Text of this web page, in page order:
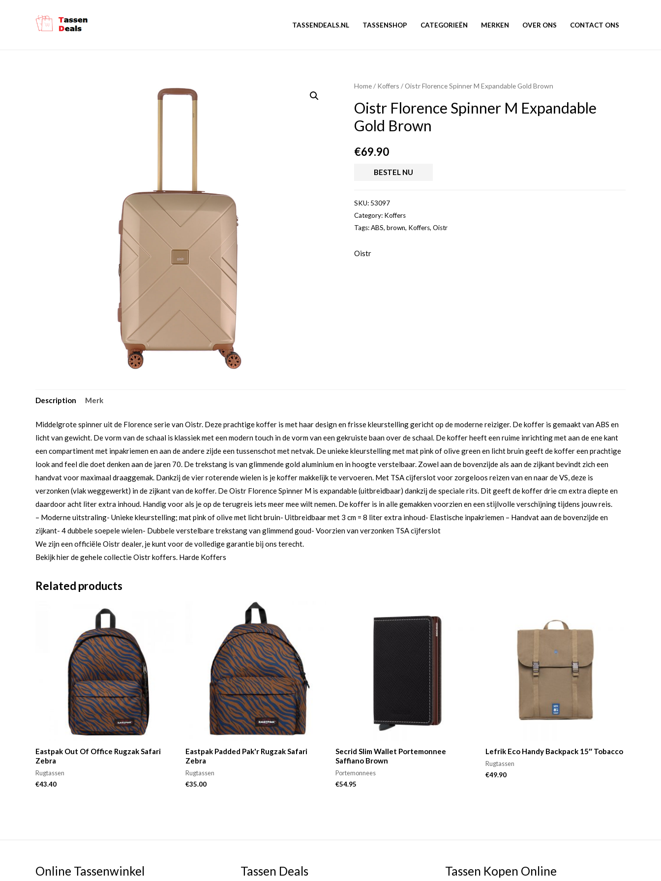
TASSENDEALS.NL TASSENSHOP CATEGORIEËN MERKEN OVER ONS CONTACT ONS
Home/ Koffers / Oistr Florence Spinner M Expandable Gold Brown
Oistr Florence Spinner M Expandable
Gold Brown
€69.90
BESTEL NU
SKU: 53097
Category: Koffers
Tags:ABS, brown, Koffers, Oistr
Oistr
Description Merk
Middelgrote spinner uit de Florence serie van Oistr. Deze prachtige koffer is met haar design en frisse kleurstelling gericht op de moderne reiziger. De koffer is gemaakt van ABS en
licht van gewicht. De vorm van de schaal is klassiek met een modern touch in de vorm van een gekruiste baan over de schaal. De koffer heeft een ruime inrichting met aan de ene kant
een compartiment met inpakriemen en aan de andere zijde een tussenschot met netvak. De unieke kleurstelling met mat pink of olive green en licht bruin geeft de koffer een prachtige
look and feel die doet denken aan de jaren 70. De trekstang is van glimmende gold aluminium en in hoogte verstelbaar. Zowel aan de bovenzijde als aan de zijkant bevindt zich een
handvat voor maximaal draaggemak. Dankzij de vier roterende wielen is je koffer makkelijk te vervoeren. Met TSA cijferslot voor zorgeloos reizen van en naar de VS, deze is
verzonken (vlak weggewerkt) in de zijkant van de koffer. De Oistr Florence Spinner M is expandable (uitbreidbaar) dankzij de speciale rits. Dit geeft de koffer drie cm extra diepte en
daardoor acht liter extra inhoud. Handig voor als je op de terugreis iets meer mee wilt nemen. De koffer is in alle gemakken voorzien en een stijlvolle verschijning tijdens jouw reis.
– Moderne uitstraling- Unieke kleurstelling; mat pink of olive met licht bruin- Uitbreidbaar met 3 cm = 8 liter extra inhoud- Elastische inpakriemen – Handvat aan de bovenzijde en
zijkant- 4 dubbele soepele wielen- Dubbele verstelbare trekstang van glimmend goud- Voorzien van verzonken TSA cijferslot
We zijn een officiële Oistr dealer, je kunt voor de volledige garantie bij ons terecht.
Bekijk hier de gehele collectie Oistr koffers. Harde Koffers
Related products
Eastpak Out Of Office Rugzak Safari
Zebra
Rugtassen
€43.40
Eastpak Padded Pak'r Rugzak Safari
Zebra
Rugtassen
€35.00
Secrid Slim Wallet Portemonnee
Saffiano Brown
Portemonnees
€54.95
Lefrik Eco Handy Backpack 15″ Tobacco
Rugtassen
€49.90
Online Tassenwinkel Tassen Deals Tassen Kopen Online